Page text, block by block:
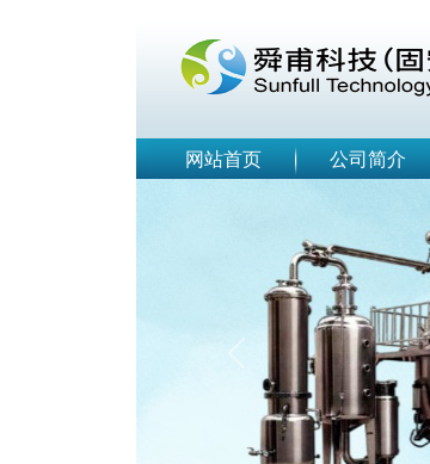
网站首页 公司简介
Previous